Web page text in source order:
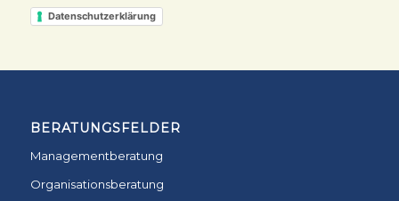
Datenschutzerklärung
BERATUNGSFELDER
Managementberatung
Organisationsberatung